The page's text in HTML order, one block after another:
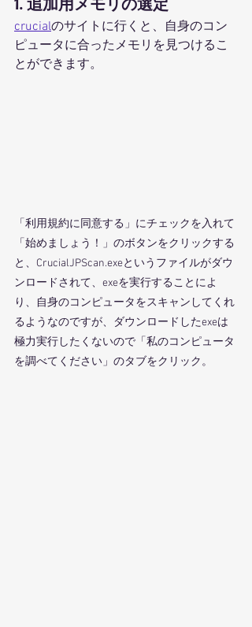
crucialのサイトに行くと、自身のコン
ピュータに合ったメモリを見つけるこ
とができます。
「利用規約に同意する」にチェックを入れて
「始めましょう！」のボタンをクリックする
と、CrucialJPScan.exeというファイルがダウ
ンロードされて、exeを実行することによ
り、自身のコンピュータをスキャンしてくれ
るようなのですが、ダウンロードしたexeは
極力実行したくないので「私のコンピュータ
を調べてください」のタブをクリック。